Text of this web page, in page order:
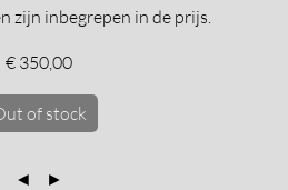
zijn inbegrepen in de prijs.
€ 350,00
of stock
◄ ►